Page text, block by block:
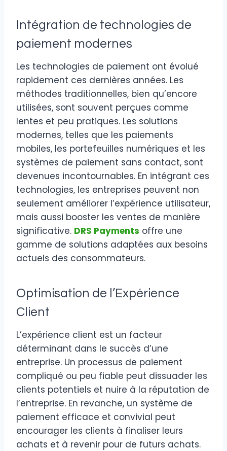
Intégration de technologies de
paiement modernes
Les technologies de paiement ont évolué
rapidement ces dernières années. Les
méthodes traditionnelles, bien qu’encore
utilisées, sont souvent perçues comme
lentes et peu pratiques. Les solutions
modernes, telles que les paiements
mobiles, les portefeuilles numériques et les
systèmes de paiement sans contact, sont
devenues incontournables. En intégrant ces
technologies, les entreprises peuvent non
seulement améliorer l’expérience utilisateur,
mais aussi booster les ventes de manière
significative. DRS Payments offre une
gamme de solutions adaptées aux besoins
actuels des consommateurs.
Optimisation de l’Expérience
Client
L’expérience client est un facteur
déterminant dans le succès d’une
entreprise. Un processus de paiement
compliqué ou peu fiable peut dissuader les
clients potentiels et nuire à la réputation de
l’entreprise. En revanche, un système de
paiement efficace et convivial peut
encourager les clients à finaliser leurs
achats et à revenir pour de futurs achats.